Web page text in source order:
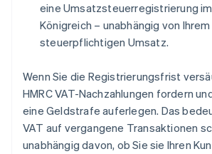
eine Umsatzsteuerregistrierung
Königreich – unabhängig von
steuerpflichtigen Umsatz.
Wenn Sie die Registrierungsfrist
HMRC VAT-Nachzahlungen fordern
eine Geldstrafe auferlegen. Das
VAT auf vergangene Transaktionen
unabhängig davon, ob Sie sie Ihren